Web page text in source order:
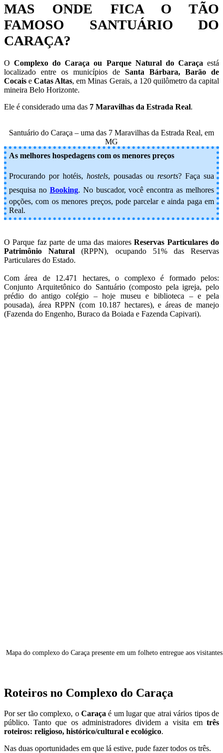
MAS ONDE FICA O TÃO
FAMOSO SANTUÁRIO DO
CARAÇA?
OComplexo do Caraça ou Parque Natural do Caraça está
localizado entre os municípios de Santa Bárbara, Barão de
Cocais eCatas Altas, em Minas Gerais, a 120 quilômetro da capital
mineira Belo Horizonte.
Ele é considerado uma das 7 Maravilhas da Estrada Real.
Santuário do Caraça – uma das 7 Maravilhas da Estrada Real, em
MG
As melhores hospedagens com os menores preços
Procurando por hotéis, hostels, pousadas ou resorts? Faça sua
pesquisa no Booking. No buscador, você encontra as melhores
opções, com os menores preços, pode parcelar e ainda paga em
Real.
O Parque faz parte de uma das maioresReservas Particulares do
Patrimônio Natural (RPPN), ocupando 51% das Reservas
Particulares do Estado.
Com área de 12.471 hectares, o complexo é formado pelos:
Conjunto Arquitetônico do Santuário (composto pela igreja, pelo
prédio do antigo colégio – hoje museu e biblioteca – e pela
pousada), área RPPN (com 10.187 hectares), e áreas de manejo
(Fazenda do Engenho, Buraco da Boiada e Fazenda Capivari).
Mapa do complexo do Caraça presente em um folheto entregue aos visitantes
Roteiros no Complexo do Caraça
Por ser tão complexo, o Caraçaé um lugar que atrai vários tipos de
público. Tanto que os administradores dividem a visita em três
roteiros: religioso, histórico/cultural e ecológico.
Nas duas oportunidades em que lá estive, pude fazer todos os três.